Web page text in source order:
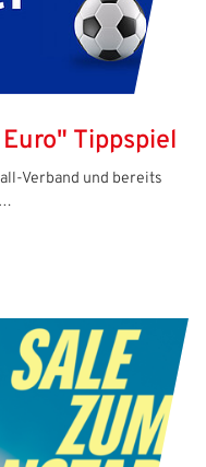
Tippspiel
Verband und bereits